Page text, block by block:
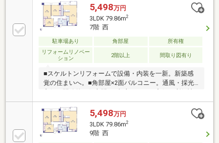
ン」が見つかる！ 提携の金融機関は55社以上！
◆「勤続期間が短い」「諸費用まで借りたい」 さま
ざまな条件下でのローンご相談ください！◆「即！見
学！」＆「車で送迎」サービス実施
5,498万円
3LDK 79.86m2
7階 西
駐車場あり 角部屋
所有権
リフォームリノベー
ション
2階以上 間取り図有り
■スケルトンリフォームで設備・内装を一新。新築感
覚の住まいへ。■角部屋×2面バルコニー。通風・採光
と住みやすさを兼ね備えた立地。■約80㎡のゆとり
3LDK。家族がのびのび暮らせる住まい。【３６５日
年中無休】原則即日ご対応(夜間除く)。他に無い対応
力でお客様の見たい知りたいを叶えます。【住宅ロー
ンに強い！】常時20行以上の金融機関と取引有り。お
5,498万円
3LDK 79.86m2
9階 西